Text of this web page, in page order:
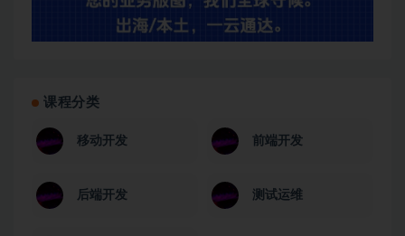
课程分类
移动开发 前端开发
后端开发 测试运维